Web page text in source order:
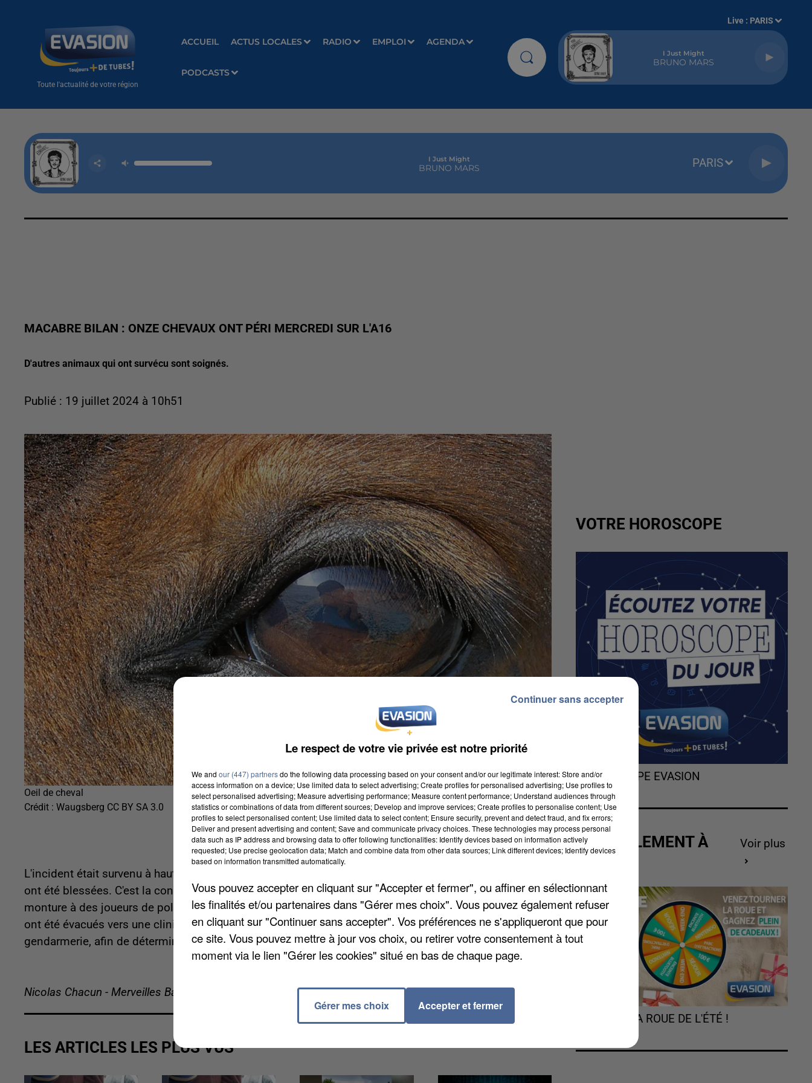
Toute l'actualité de votre région
ACCUEIL ACTUS LOCALES RADIO EMPLOI AGENDA
PODCASTS
Live : PARIS
I Just Might
BRUNO MARS
I Just Might
BRUNO MARS PARIS
MACABRE BILAN : ONZE CHEVAUX ONT PÉRI MERCREDI SUR L'A16
D'autres animaux qui ont survécu sont soignés.
Publié : 19 juillet 2024 à 10h51
Oeil de cheval
Crédit : Waugsberg CC BY SA 3.0
L'incident était survenu à hauteur de la commune de Vers-sur-Selle, non loin d'Amiens. Cinq personnes
ont été blessées. C'est la conséquence d'un accident de la circulation. Des chevaux qui servaient de
monture à des joueurs de polo et un poids lourds étaient impliqués. Onze sont morts, et cinq autres
ont été évacués vers une clinique vétérinaire pour être soignés. Une enquête est ouverte par la
gendarmerie, afin de déterminer les circonstances de l'incident.
Nicolas Chacun - Merveilles Bavuidinsi
LES ARTICLES LES PLUS VUS
VOTRE HOROSCOPE
L'HOROSCOPE EVASION
ACTUELLEMENT À
GAGNER
Voir plus
TOURNEZ LA ROUE DE L'ÉTÉ !
Le respect de votre vie privée est notre priorité
We and our (447) partnersdo the following data processing based on your consent and/or our legitimate interest: Store and/or
access information on a device; Use limited data to select advertising; Create profiles for personalised advertising; Use profiles to
select personalised advertising; Measure advertising performance; Measure content performance; Understand audiences through
statistics or combinations of data from different sources; Develop and improve services; Create profiles to personalise content; Use
profiles to select personalised content; Use limited data to select content; Ensure security, prevent and detect fraud, and fix errors;
Deliver and present advertising and content; Save and communicate privacy choices. These technologies may process personal
data such as IP address and browsing data to offer following functionalities: Identify devices based on information actively
requested; Use precise geolocation data; Match and combine data from other data sources; Link different devices; Identify devices
based on information transmitted automatically.
Vous pouvez accepter en cliquant sur "Accepter et fermer", ou affiner en sélectionnant
les finalités et/ou partenaires dans "Gérer mes choix". Vous pouvez également refuser
en cliquant sur "Continuer sans accepter". Vos préférences ne s'appliqueront que pour
ce site. Vous pouvez mettre à jour vos choix, ou retirer votre consentement à tout
moment via le lien "Gérer les cookies" situé en bas de chaque page.
Gérer mes choix Accepter et fermer
Continuer sans accepter